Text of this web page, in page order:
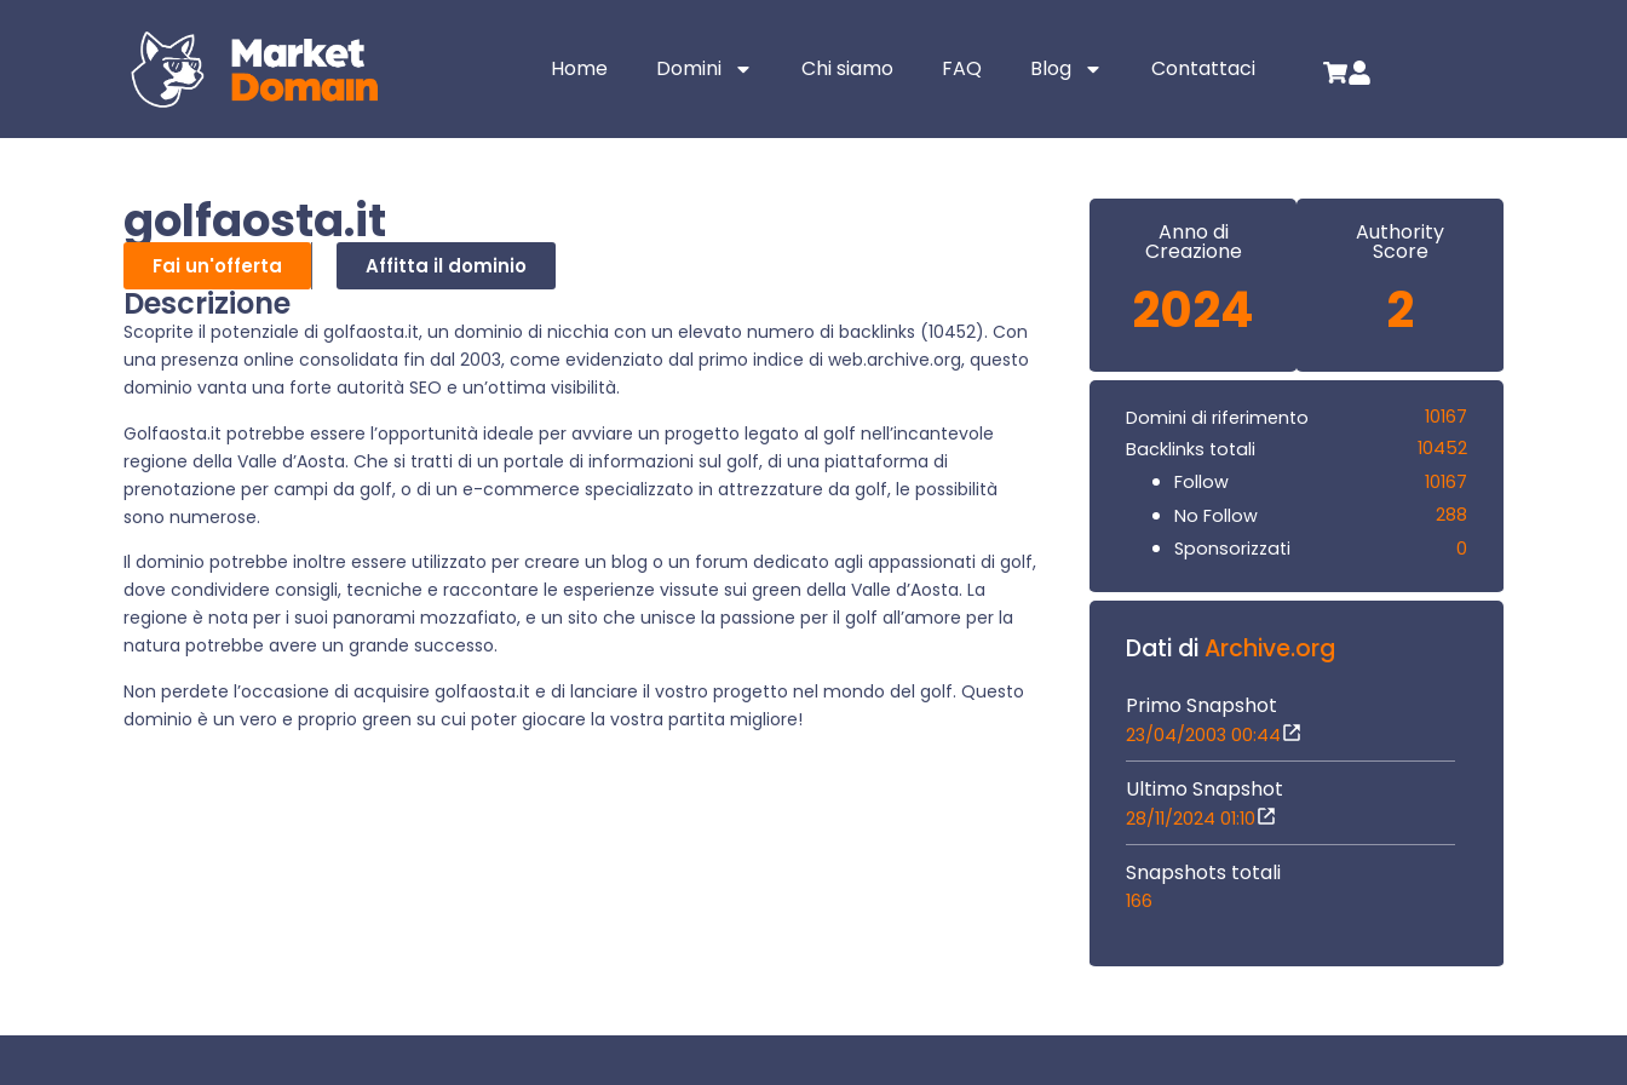
Home Domini Chi siamo FAQ Blog Contattaci
golfaosta.it
Fai un'offerta Affitta il dominio
Descrizione
Scoprite il potenziale di golfaosta.it, un dominio di nicchia con un elevato numero di backlinks (10452). Con
una presenza online consolidata fin dal 2003, come evidenziato dal primo indice di web.archive.org, questo
dominio vanta una forte autorità SEO e un’ottima visibilità.
Golfaosta.it potrebbe essere l’opportunità ideale per avviare un progetto legato al golf nell’incantevole
regione della Valle d’Aosta. Che si tratti di un portale di informazioni sul golf, di una piattaforma di
prenotazione per campi da golf, o di un e-commerce specializzato in attrezzature da golf, le possibilità
sono numerose.
Il dominio potrebbe inoltre essere utilizzato per creare un blog o un forum dedicato agli appassionati di golf,
dove condividere consigli, tecniche e raccontare le esperienze vissute sui green della Valle d’Aosta. La
regione è nota per i suoi panorami mozzafiato, e un sito che unisce la passione per il golf all’amore per la
natura potrebbe avere un grande successo.
Non perdete l’occasione di acquisire golfaosta.it e di lanciare il vostro progetto nel mondo del golf. Questo
dominio è un vero e proprio green su cui poter giocare la vostra partita migliore!
Anno di
Creazione
2024
Authority
Score
2
Domini di riferimento
10167
Backlinks totali
10452
Follow
10167
No Follow
288
Sponsorizzati
0
Dati diArchive.org
Primo Snapshot
23/04/2003 00:44
Ultimo Snapshot
28/11/2024 01:10
Snapshots totali
166